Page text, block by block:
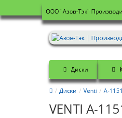
OOO "Азов-Тэк"
Диски
Диски Venti А-1151
VENTI А-